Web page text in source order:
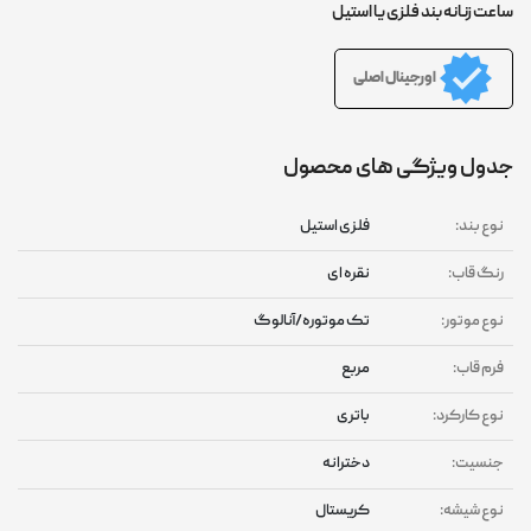
ساعت زنانه بند فلزی یا استیل
اورجینال اصلی
جدول ویژگی های محصول
نوع بند: فلزی استیل
رنگ قاب: نقره ای
نوع موتور: تک موتوره/آنالوگ
فرم قاب: مربع
نوع کارکرد: باتری
جنسیت: دخترانه
نوع شیشه: کریستال